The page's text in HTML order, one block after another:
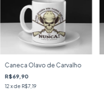
Caneca Olavo de Carvalho
R$69,90
12 x de R$7,19